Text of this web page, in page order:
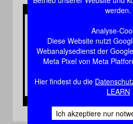
werden.
Analyse-
Diese Website nutzt
Webanalysedienst der
Meta Pixel von Meta
Hier findest du die
LEARN
Ich akzeptiere nur
Video